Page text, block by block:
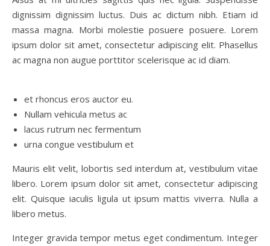
dignissim dignissim luctus. Duis ac dictum nibh. Etiam id
massa magna. Morbi molestie posuere posuere. Lorem
ipsum dolor sit amet, consectetur adipiscing elit. Phasellus
ac magna non augue porttitor scelerisque ac id diam.
et rhoncus eros auctor eu.
Nullam vehicula metus ac
lacus rutrum nec fermentum
urna congue vestibulum et
Mauris elit velit, lobortis sed interdum at, vestibulum vitae
libero. Lorem ipsum dolor sit amet, consectetur adipiscing
elit. Quisque iaculis ligula ut ipsum mattis viverra. Nulla a
libero metus.
Integer gravida tempor metus eget condimentum. Integer